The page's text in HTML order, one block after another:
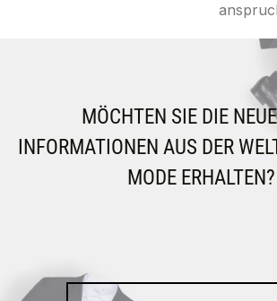
MÖCHTEN SIE DIE
INFORMATIONEN AUS DER
MODE ERHALTEN?